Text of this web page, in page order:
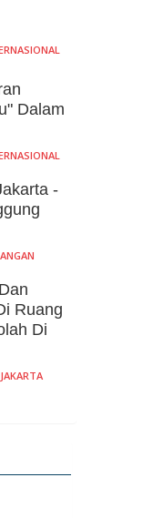
Dalam
-
Ruang
Di